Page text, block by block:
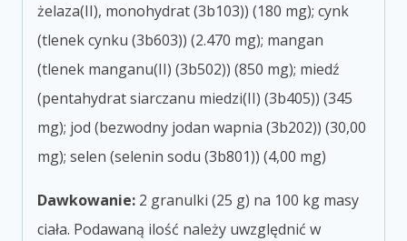
żelaza(II), monohydrat (3b103)) (180 mg); cynk
(tlenek cynku (3b603)) (2.470 mg); mangan
(tlenek manganu(II) (3b502)) (850 mg); miedź
(pentahydrat siarczanu miedzi(II) (3b405)) (345
mg); jod (bezwodny jodan wapnia (3b202)) (30,00
mg); selen (selenin sodu (3b801)) (4,00 mg)
Dawkowanie: 2 granulki (25 g) na 100 kg masy
ciała. Podawaną ilość należy uwzględnić w